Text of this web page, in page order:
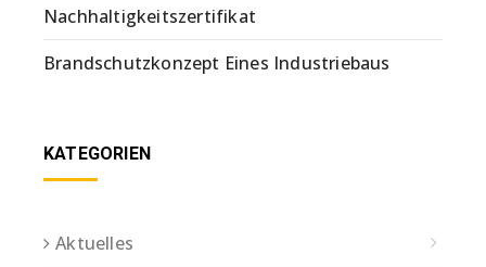
Nachhaltigkeitszertifikat
Brandschutzkonzept Eines Industriebaus
KATEGORIEN
Aktuelles